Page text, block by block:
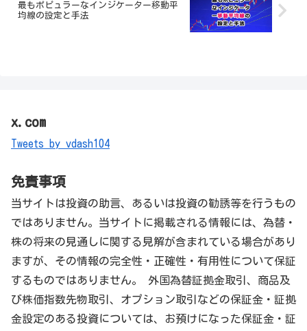
最もポピュラーなインジケーター移動平
均線の設定と手法
x.com
Tweets by vdash104
免責事項
当サイトは投資の助言、あるいは投資の勧誘等を行うもの
ではありません。当サイトに掲載される情報には、為替・
株の将来の見通しに関する見解が含まれている場合があり
ますが、その情報の完全性・正確性・有用性について保証
するものではありません。 外国為替証拠金取引、商品及
び株価指数先物取引、オプション取引などの保証金・証拠
金設定のある投資については、お預けになった保証金・証